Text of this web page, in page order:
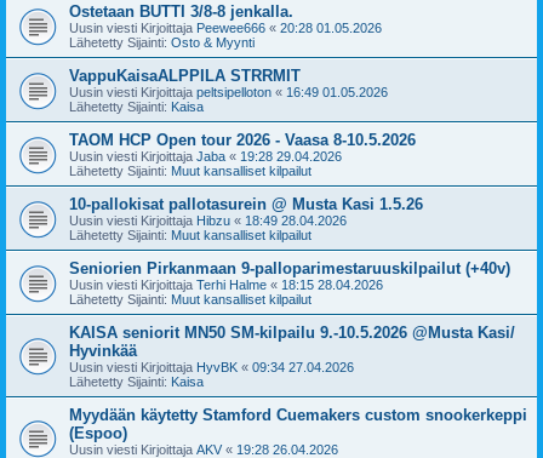
Ostetaan BUTTI 3/8-8 jenkalla.
Uusin viesti Kirjoittaja Peewee666 « 20:28 01.05.2026
Lähetetty Sijainti: Osto & Myynti
VappuKaisaALPPILA STRRMIT
Uusin viesti Kirjoittaja peltsipelloton « 16:49 01.05.2026
Lähetetty Sijainti: Kaisa
TAOM HCP Open tour 2026 - Vaasa 8-10.5.2026
Uusin viesti Kirjoittaja Jaba « 19:28 29.04.2026
Lähetetty Sijainti: Muut kansalliset kilpailut
10-pallokisat pallotasurein @ Musta Kasi 1.5.26
Uusin viesti Kirjoittaja Hibzu « 18:49 28.04.2026
Lähetetty Sijainti: Muut kansalliset kilpailut
Seniorien Pirkanmaan 9-palloparimestaruuskilpailut (+40v)
Uusin viesti Kirjoittaja Terhi Halme « 18:15 28.04.2026
Lähetetty Sijainti: Muut kansalliset kilpailut
KAISA seniorit MN50 SM-kilpailu 9.-10.5.2026 @Musta Kasi/
Hyvinkää
Uusin viesti Kirjoittaja HyvBK « 09:34 27.04.2026
Lähetetty Sijainti: Kaisa
Myydään käytetty Stamford Cuemakers custom snookerkeppi
(Espoo)
Uusin viesti Kirjoittaja AKV « 19:28 26.04.2026